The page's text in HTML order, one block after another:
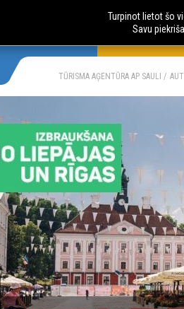
AUTOBUSU
TŪRISMA AĢENTŪRA AP SAULI
Turpinot lietot šo
Savu